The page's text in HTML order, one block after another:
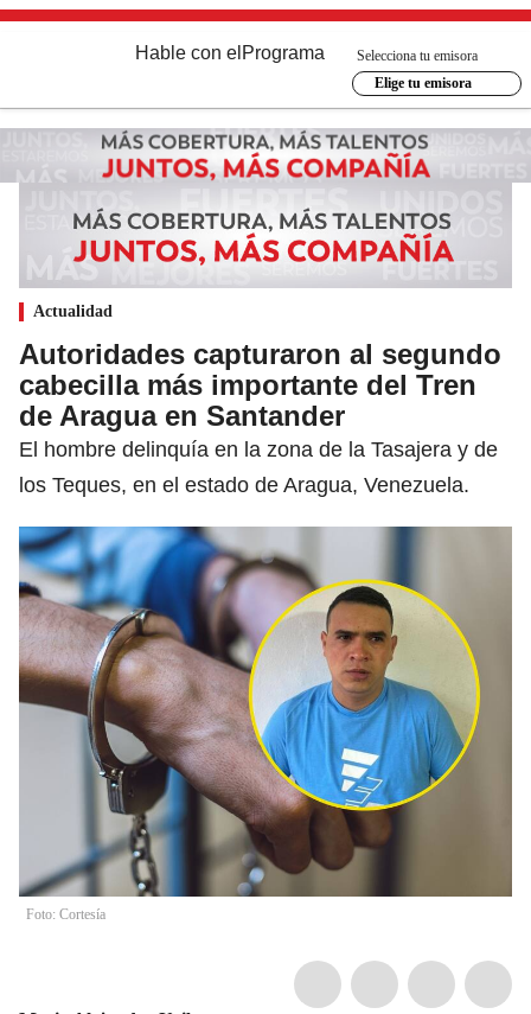
Hable con el Programa
Selecciona tu emisora
Elige tu emisora
Actualidad
Autoridades capturaron al segundo
cabecilla más importante del Tren
de Aragua en Santander
El hombre delinquía en la zona de la Tasajera y de
los Teques, en el estado de Aragua, Venezuela.
Foto: Cortesía